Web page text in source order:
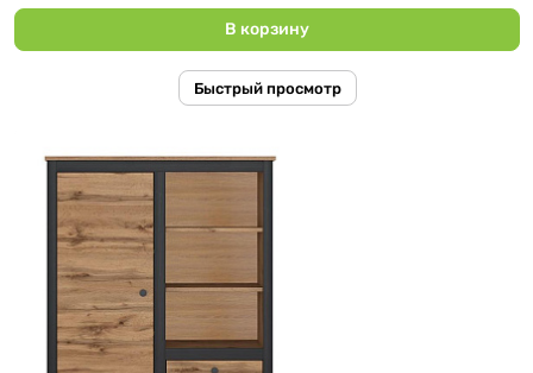
В корзину
Быстрый просмотр